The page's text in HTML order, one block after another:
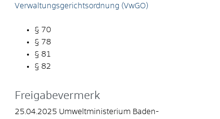
Verwaltungsgerichtsordnung (VwGO)
§ 70
§ 78
§ 81
§ 82
Freigabevermerk
25.04.2025 Umweltministerium Baden-